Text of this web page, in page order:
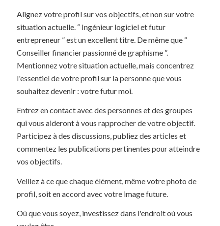
Alignez votre profil sur vos objectifs, et non sur votre
situation actuelle. “ Ingénieur logiciel et futur
entrepreneur ” est un excellent titre. De même que “
Conseiller financier passionné de graphisme ”.
Mentionnez votre situation actuelle, mais concentrez
l'essentiel de votre profil sur la personne que vous
souhaitez devenir : votre futur moi.
Entrez en contact avec des personnes et des groupes
qui vous aideront à vous rapprocher de votre objectif.
Participez à des discussions, publiez des articles et
commentez les publications pertinentes pour atteindre
vos objectifs.
Veillez à ce que chaque élément, même votre photo de
profil, soit en accord avec votre image future.
Où que vous soyez, investissez dans l'endroit où vous